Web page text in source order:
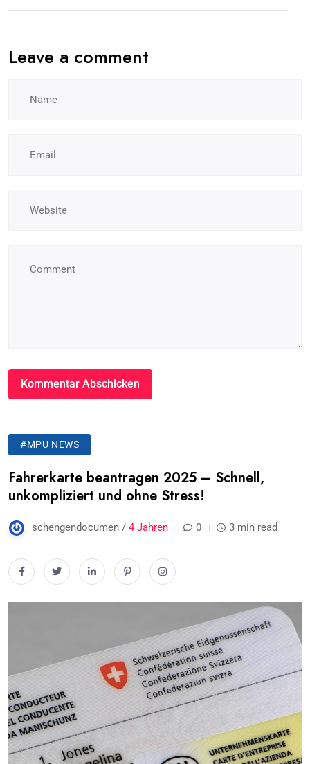
Leave a comment
#MPU NEWS
Fahrerkarte beantragen 2025 – Schnell,
unkompliziert und ohne Stress!
schengendocumen / 4 Jahren 0 3 min read